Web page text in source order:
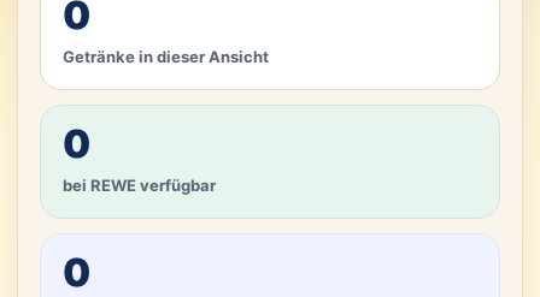
0
Getränke in dieser Ansicht
0
bei REWE verfügbar
0